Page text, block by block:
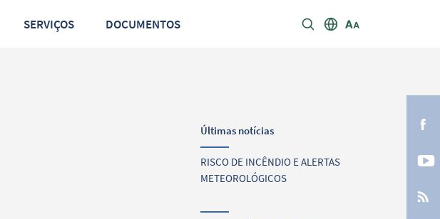
SERVIÇOS DOCUMENTOS
Últimas notícias
RISCO DE INCÊNDIO E ALERTAS
METEOROLÓGICOS